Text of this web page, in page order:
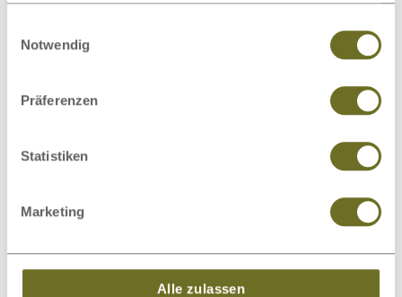
haben.
Notwendig
Präferenzen
Statistiken
Marketing
Alle zulassen